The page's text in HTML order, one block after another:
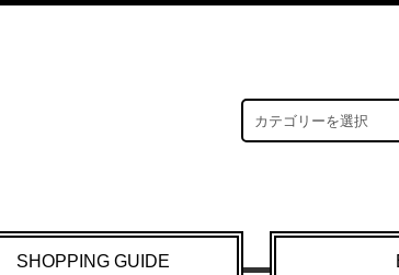
SHOPPING GUIDE